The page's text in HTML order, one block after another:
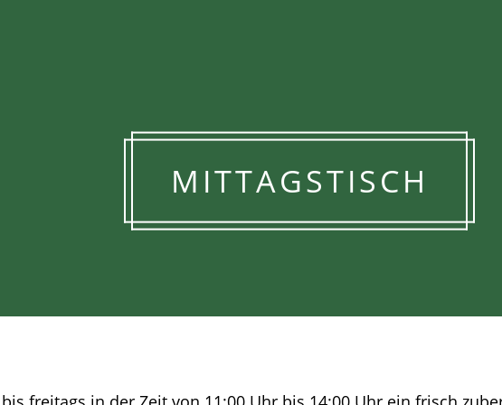
MITTAGSTISCH